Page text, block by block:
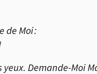
de Moi :
Demande-Moi